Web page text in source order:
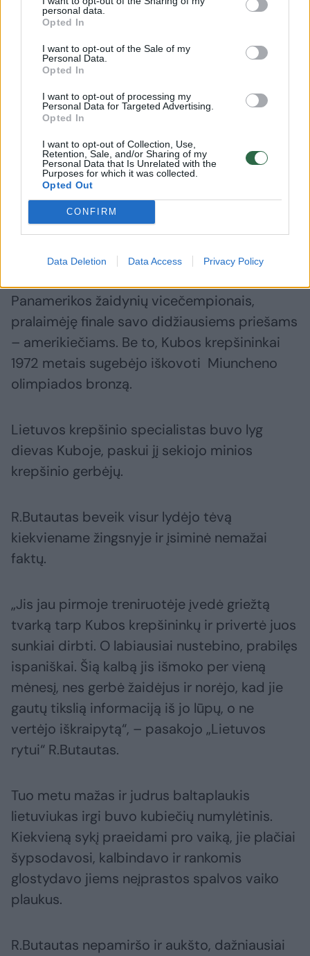
personal data.
Opted In
I want to opt-out of the Sale of my
Personal Data.
Opted In
I want to opt-out of processing my
Personal Data for Targeted Advertising.
Opted In
I want to opt-out of Collection, Use,
Retention, Sale, and/or Sharing of my
Personal Data that Is Unrelated with the
Purposes for which it was collected.
Opted Out
CONFIRM
Data Deletion Data Access Privacy Policy
Kubos
revoliucijos
Fidelis
Castro
švenčia
90-metį
Panamerikos žaidynių vicečempionais,
pralaimėję finale savo didžiausiems priešams
– amerikiečiams. Be to, Kubos krepšininkai
1972 metais sugebėjo iškovoti Miuncheno
olimpiados bronzą.
Lietuvos krepšinio specialistas buvo lyg
dievas Kuboje, paskui jį sekiojo minios
krepšinio gerbėjų.
R.Butautas beveik visur lydėjo tėvą
kiekviename žingsnyje ir įsiminė nemažai
faktų.
„Jis jau pirmoje treniruotėje įvedė griežtą
tvarką tarp Kubos krepšininkų ir privertė juos
sunkiai dirbti. O labiausiai nustebino, prabilęs
ispaniškai. Šią kalbą jis išmoko per vieną
mėnesį, nes gerbė žaidėjus ir norėjo, kad jie
gautų tikslią informaciją iš jo lūpų, o ne
vertėjo iškraipytą“, – pasakojo „Lietuvos
rytui“ R.Butautas.
Tuo metu mažas ir judrus baltaplaukis
lietuviukas irgi buvo kubiečių numylėtinis.
Kiekvieną sykį praeidami pro vaiką, jie plačiai
šypsodavosi, kalbindavo ir rankomis
glostydavo jiems neįprastos spalvos vaiko
plaukus.
R.Butautas nepamiršo ir aukšto, dažniausiai